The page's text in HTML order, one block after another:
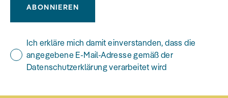
ABONNIEREN
Ich erkläre mich damit einverstanden, dass die
angegebene E-Mail-Adresse gemäß der
Datenschutzerklärung verarbeitet wird